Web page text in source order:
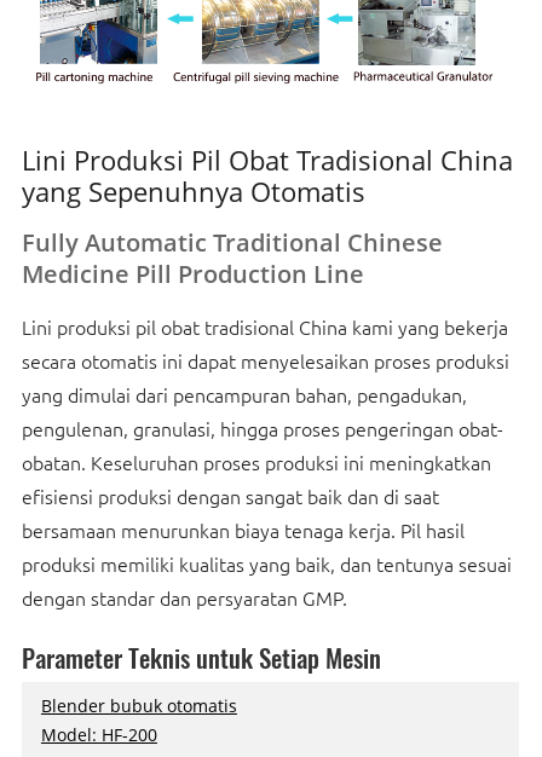
Lini Produksi Pil Obat Tradisional China
yang Sepenuhnya Otomatis
Fully Automatic Traditional Chinese
Medicine Pill Production Line
Lini produksi pil obat tradisional China kami yang bekerja
secara otomatis ini dapat menyelesaikan proses produksi
yang dimulai dari pencampuran bahan, pengadukan,
pengulenan, granulasi, hingga proses pengeringan obat-
obatan. Keseluruhan proses produksi ini meningkatkan
efisiensi produksi dengan sangat baik dan di saat
bersamaan menurunkan biaya tenaga kerja. Pil hasil
produksi memiliki kualitas yang baik, dan tentunya sesuai
dengan standar dan persyaratan GMP.
Parameter Teknis untuk Setiap Mesin
Blender bubuk otomatis
Model: HF-200